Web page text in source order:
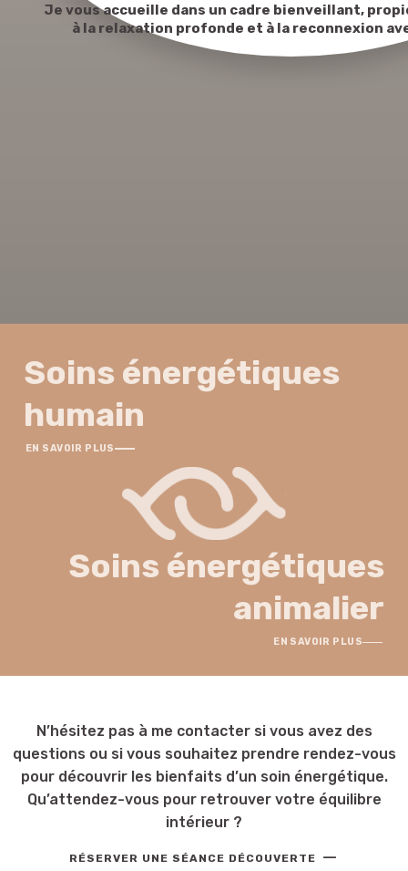
Je vous accueille dans un cadre bienveillant,
à la relaxation profonde et à la reconnexion
Soins énergétiques
humain
EN SAVOIR PLUS
Soins énergétiques
animalier
EN SAVOIR PLUS
N’hésitez pas à me contacter si vous avez des
questions ou si vous souhaitez prendre rendez-vous
pour découvrir les bienfaits d’un soin énergétique.
Qu’attendez-vous pour retrouver votre équilibre
intérieur ?
RÉSERVER UNE SÉANCE DÉCOUVERTE —